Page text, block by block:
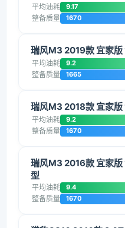
平均油耗 9.17
整备质量 1670
瑞风M3 2019款 宜家版
平均油耗 9.2
整备质量 1665
瑞风M3 2018款 宜家版
平均油耗 9.2
整备质量 1670
瑞风M3 2016款 宜家版
型
平均油耗 9.4
整备质量 1670